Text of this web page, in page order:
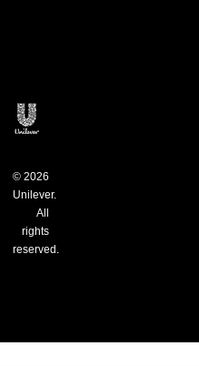
© 2026
Unilever.
All
rights
reserved.